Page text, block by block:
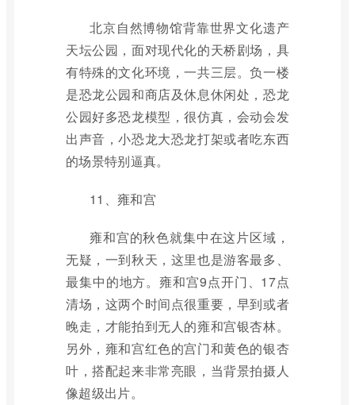
北京自然博物馆背靠世界文化遗产
天坛公园，面对现代化的天桥剧场，具
有特殊的文化环境，一共三层。负一楼
是恐龙公园和商店及休息休闲处，恐龙
公园好多恐龙模型，很仿真，会动会发
出声音，小恐龙大恐龙打架或者吃东西
的场景特别逼真。
11、雍和宫
雍和宫的秋色就集中在这片区域，
无疑，一到秋天，这里也是游客最多、
最集中的地方。雍和宫9点开门、17点
清场，这两个时间点很重要，早到或者
晚走，才能拍到无人的雍和宫银杏林。
另外，雍和宫红色的宫门和黄色的银杏
叶，搭配起来非常亮眼，当背景拍摄人
像超级出片。